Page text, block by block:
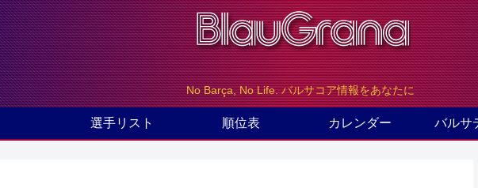
No Barça, No Life. バルサコア情報をあなたに
選手リスト 順位表 カレンダー バルサ